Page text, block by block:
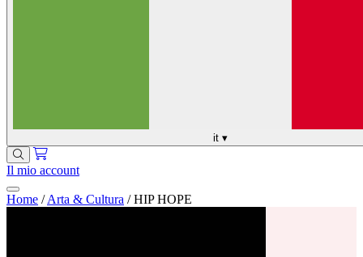
it ▾
Il mio account
Home / Arta & Cultura / HIP HOPE